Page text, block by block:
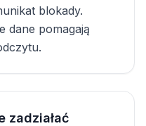
blokady.
dane pomagają
zadziałać